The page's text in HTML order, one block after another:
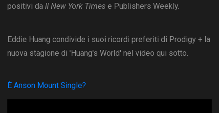
positivi da Il New York Times e Publishers Weekly.
Eddie Huang condivide i suoi ricordi preferiti di Prodigy + la
nuova stagione di 'Huang's World' nel video qui sotto.
È Anson Mount Single?